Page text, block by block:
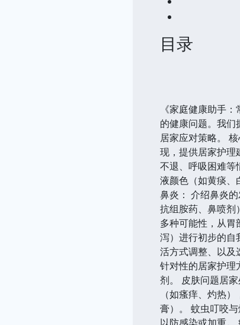
目录
《家庭健康助手
的健康问题。我
居家应对策略。
现，提供居家护理
不退、呼吸困难等
液颜色（如黄痰、
鼻炎： 介绍鼻炎
抗组胺药、鼻喷剂
多种可能性，从
泻）进行初步的自
活方式调整、以及
针对性的居家护理
剂。 皮肤问题居
（如瘙痒、灼热
膏）。 蚊虫叮咬